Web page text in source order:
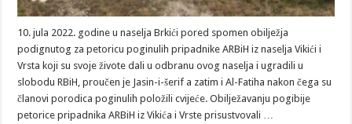
10. jula 2022. godine u naselja Brkići pored spomen obilježja
podignutog za petoricu poginulih pripadnike ARBiH iz naselja Vikići i
Vrsta koji su svoje živote dali u odbranu ovog naselja i ugradili u
slobodu RBiH, proučen je Jasin-i-šerif a zatim i Al-Fatiha nakon čega su
članovi porodica poginulih položili cvijeće. Obilježavanju pogibije
petorice pripadnika ARBiH iz Vikića i Vrste prisustvovali …